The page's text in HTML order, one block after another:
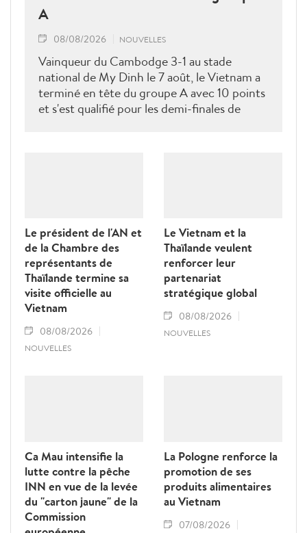
A
08/08/2026 NOUVELLES
Vainqueur du Cambodge 3-1 au stade
national de My Dinh le 7 août, le Vietnam a
terminé en tête du groupe A avec 10 points
et s'est qualifié pour les demi-finales de
Le président de l'AN et
de la Chambre des
représentants de
Thaïlande termine sa
visite officielle au
Vietnam
08/08/2026
NOUVELLES
Le Vietnam et la
Thaïlande veulent
renforcer leur
partenariat
stratégique global
08/08/2026
NOUVELLES
Ca Mau intensifie la
lutte contre la pêche
INN en vue de la levée
du "carton jaune" de la
Commission
La Pologne renforce la
promotion de ses
produits alimentaires
au Vietnam
07/08/2026